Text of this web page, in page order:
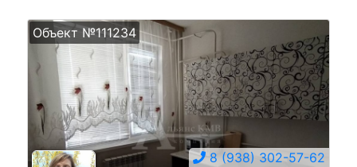
Объект №111234
8 (938) 302-57-62